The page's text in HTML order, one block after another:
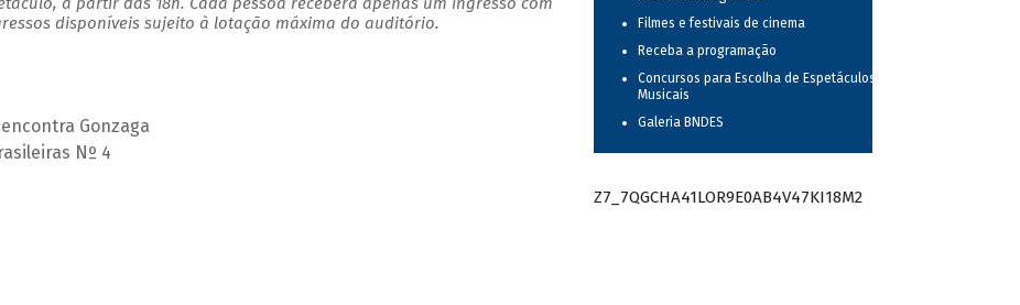
disponíveis sujeito à lotação máxima do auditório.
Gonzaga
Nº 4
Filmes e festivais de cinema
Receba a programação
Concursos para Escolha de Espetáculos
Musicais
Galeria BNDES
Z7_7QGCHA41LOR9E0AB4V47KI18M2